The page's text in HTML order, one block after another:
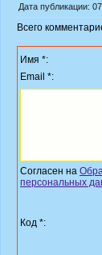
Дата публикации:
Всего
Имя *:
Email *:
Согласен на
персональных
Код *: